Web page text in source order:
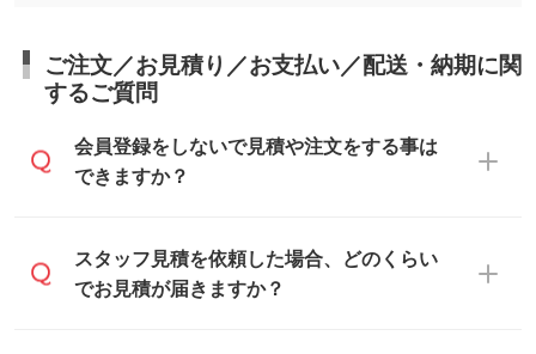
ご注文／お見積り／お支払い／配送・納期に関
するご質問
会員登録をしないで見積や注文をする事は
できますか？
可能です。見積・注文フォームにて『ゲス
トのまま進む』ボタンからお進みのうえ、
スタッフ見積を依頼した場合、どのくらい
でお見積が届きますか？